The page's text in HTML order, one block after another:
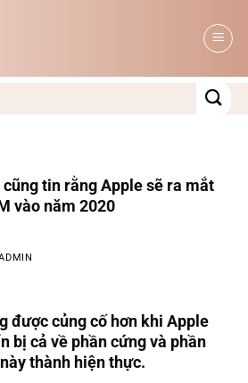
tin rằng Apple sẽ ra mắt
vào năm 2020
được củng cố hơn khi Apple
bị cả về phần cứng và phần
thành hiện thực.